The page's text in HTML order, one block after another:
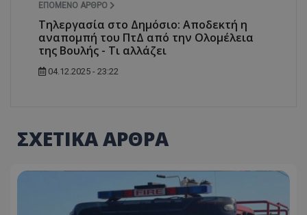
ΕΠΌΜΕΝΟ ΆΡΘΡΟ
Τηλεργασία στο Δημόσιο: Αποδεκτή η
αναπομπή του ΠτΔ από την Ολομέλεια
της Βουλής - Τι αλλάζει
04.12.2025 - 23:22
ΣΧΕΤΙΚΑ ΑΡΘΡΑ